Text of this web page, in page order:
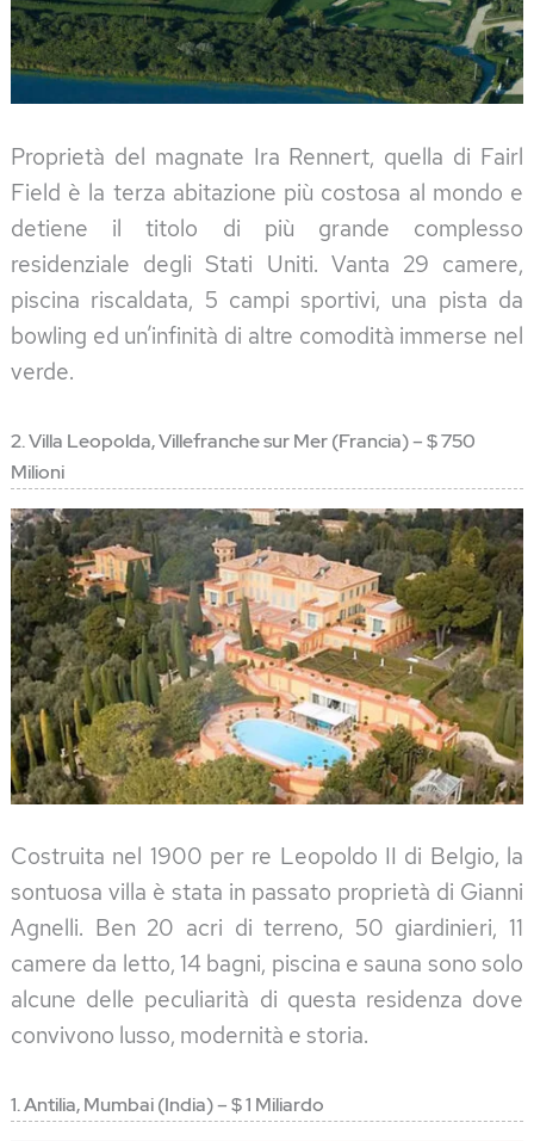
Proprietà del magnate Ira Rennert, quella di Fairl
Field è la terza abitazione più costosa al mondo e
detiene il titolo di più grande complesso
residenziale degli Stati Uniti. Vanta 29 camere,
piscina riscaldata, 5 campi sportivi, una pista da
bowling ed un’infinità di altre comodità immerse nel
verde.
2. Villa Leopolda, Villefranche sur Mer (Francia) – $ 750
Milioni
Costruita nel 1900 per re Leopoldo II di Belgio, la
sontuosa villa è stata in passato proprietà di Gianni
Agnelli. Ben 20 acri di terreno, 50 giardinieri, 11
camere da letto, 14 bagni, piscina e sauna sono solo
alcune delle peculiarità di questa residenza dove
convivono lusso, modernità e storia.
1. Antilia, Mumbai (India) – $ 1 Miliardo